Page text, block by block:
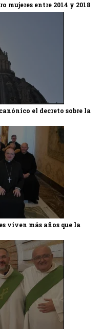
mujeres entre 2014 y 2018
el decreto sobre la
viven más años que la